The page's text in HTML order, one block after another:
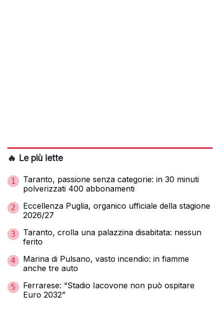
🔥 Le più lette
1
Taranto, passione senza categorie: in 30 minuti
polverizzati 400 abbonamenti
2
Eccellenza Puglia, organico ufficiale della stagione
2026/27
3
Taranto, crolla una palazzina disabitata: nessun
ferito
4
Marina di Pulsano, vasto incendio: in fiamme
anche tre auto
5
Ferrarese: “Stadio Iacovone non può ospitare
Euro 2032”